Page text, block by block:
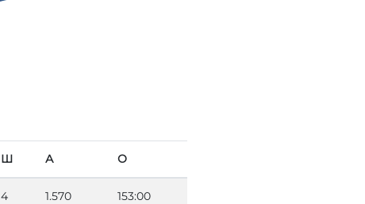
Ш А О
4 1.570 153:00